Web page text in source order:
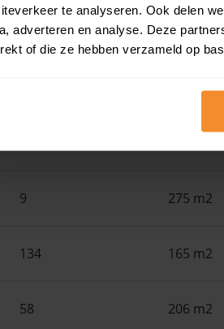
te analyseren. Ook delen
adverteren en analyse. Deze
of die ze hebben verzameld op
Huisnr.
146 m2
9 275 m2
134 165 m2
58 206 m2